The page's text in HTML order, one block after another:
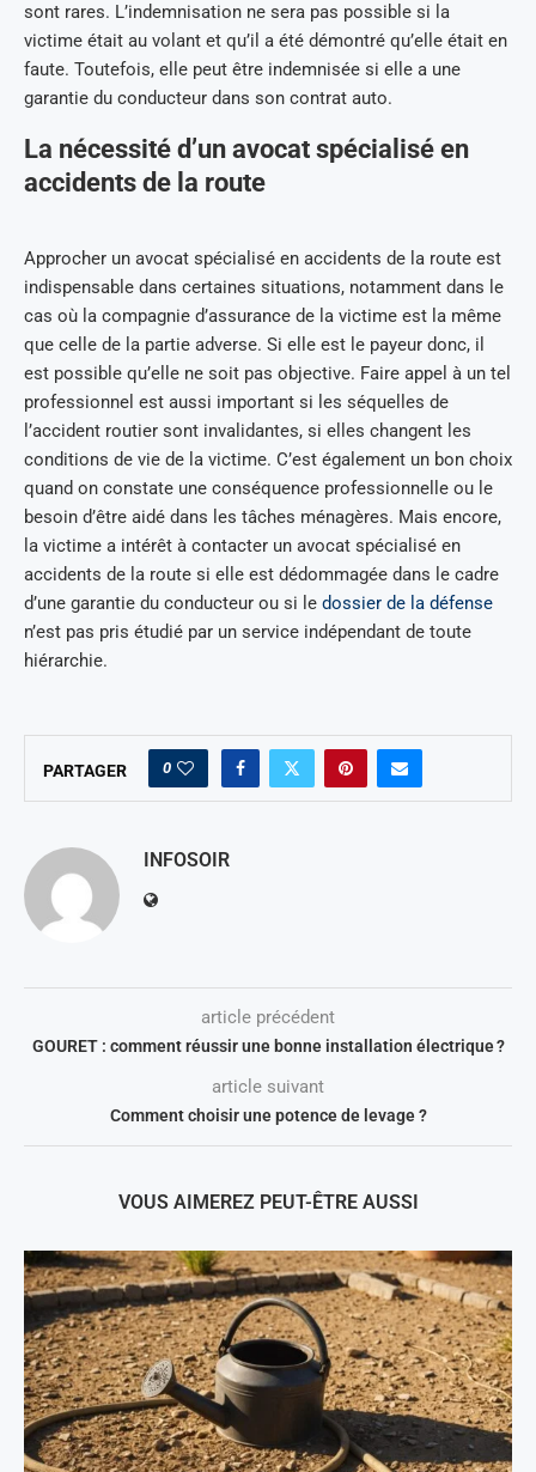
sont rares. L’indemnisation ne sera pas possible si la
victime était au volant et qu’il a été démontré qu’elle était en
faute. Toutefois, elle peut être indemnisée si elle a une
garantie du conducteur dans son contrat auto.
La nécessité d’un avocat spécialisé en
accidents de la route
Approcher un avocat spécialisé en accidents de la route est
indispensable dans certaines situations, notamment dans le
cas où la compagnie d’assurance de la victime est la même
que celle de la partie adverse. Si elle est le payeur donc, il
est possible qu’elle ne soit pas objective. Faire appel à un tel
professionnel est aussi important si les séquelles de
l’accident routier sont invalidantes, si elles changent les
conditions de vie de la victime. C’est également un bon choix
quand on constate une conséquence professionnelle ou le
besoin d’être aidé dans les tâches ménagères. Mais encore,
la victime a intérêt à contacter un avocat spécialisé en
accidents de la route si elle est dédommagée dans le cadre
d’une garantie du conducteur ou si le dossier de la défense
n’est pas pris étudié par un service indépendant de toute
hiérarchie.
PARTAGER 0
INFOSOIR
article précédent
GOURET : comment réussir une bonne installation électrique ?
article suivant
Comment choisir une potence de levage ?
VOUS AIMEREZ PEUT-ÊTRE AUSSI